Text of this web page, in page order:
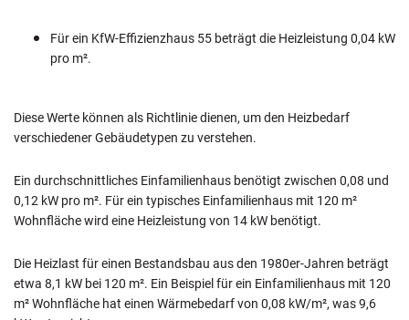
Für ein KfW-Effizienzhaus 55 beträgt die Heizleistung 0,04 kW
pro m².
Diese Werte können als Richtlinie dienen, um den Heizbedarf
verschiedener Gebäudetypen zu verstehen.
Ein durchschnittliches Einfamilienhaus benötigt zwischen 0,08 und
0,12 kW pro m². Für ein typisches Einfamilienhaus mit 120 m²
Wohnfläche wird eine Heizleistung von 14 kW benötigt.
Die Heizlast für einen Bestandsbau aus den 1980er-Jahren beträgt
etwa 8,1 kW bei 120 m². Ein Beispiel für ein Einfamilienhaus mit 120
m² Wohnfläche hat einen Wärmebedarf von 0,08 kW/m², was 9,6